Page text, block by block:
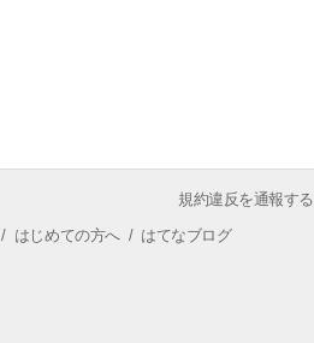
規約違反を通報する
/ はじめての方へ/ はてなブログ